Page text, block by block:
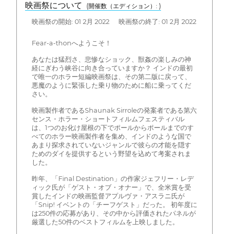
映画祭について (開催数（エディション）: )
映画祭の開始: 01 2月 2022 映画祭の終了: 01 2月 2022
Fear-a-thonへようこそ！
あなたは猛烈さ、悲惨なショック、獣姦の楽しみの神
経にぎわう峡谷に向き合っていますか？ インドの最初
で唯一のホラー短編映画祭は、その第二版に戻って、
悪魔のように緊張した乗り物のために船に乗ってくだ
さい。
映画製作者であるShaunak Sirroleの発案者である第六
センス・ホラー・ショートフィルムフェスティバル
は、1つのお化け屋根の下でポールからポールまでのす
べてのホラー映画製作者を集め、インドのような国で
あまり探求されていないジャンルで彼らの才能を隠す
ためのダイを提供するという野望を込めて考案されま
した。
昨年、「Final Destination」の作家ジェフリー・レデ
ィック氏が「ゲスト・オブ・オナー」で、全米賞を受
賞したインドの映画監督アプルヴァ・アスラニ氏が
「Snip! イベントの「チーフゲスト」だった。 初年度に
は250件の応募があり、その中から評価されたパネルが
厳選した50件のベストフィルムを上映しました。